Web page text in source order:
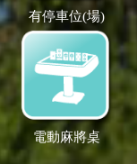
有停車位(場)
電動麻將桌